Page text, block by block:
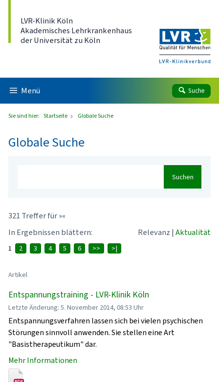
LVR-Klinik Köln
Akademisches Lehrkrankenhaus
der Universität zu Köln
Menü Suche
Sie sind hier: Startseite Globale Suche
Globale Suche
Suchen
321 Treffer für »«
In Ergebnissen blättern:
Relevanz | Aktualität
1 2 3 4 5 6 >> >|
Artikel
Entspannungstraining - LVR-Klinik Köln
Letzte Änderung: 5. November 2014, 08:53 Uhr
Entspannungsverfahren lassen sich bei vielen psychischen
Störungen sinnvoll anwenden. Sie stellen eine Art
"Basistherapeutikum" dar.
Mehr Informationen